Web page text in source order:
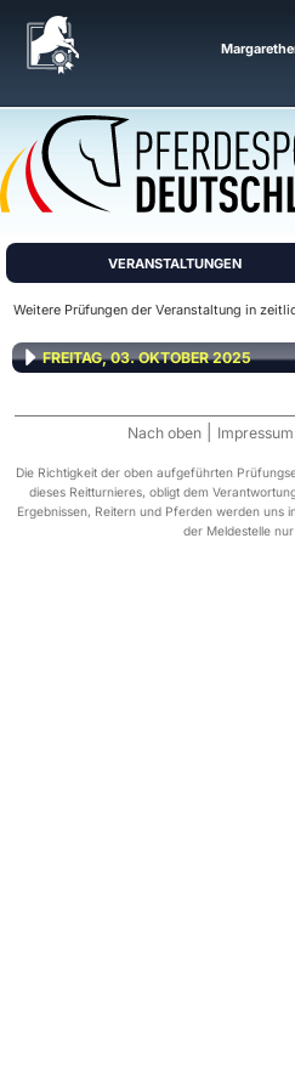
VERANSTALTUNGEN
Weitere Prüfungen der Veranstaltung in
FREITAG, 03. OKTOBER 2025
Nach oben Impressum
Die Richtigkeit der oben aufgeführten
dieses Reitturnieres, obligt dem
Ergebnissen, Reitern und Pferden werden uns
der Meldestelle nur